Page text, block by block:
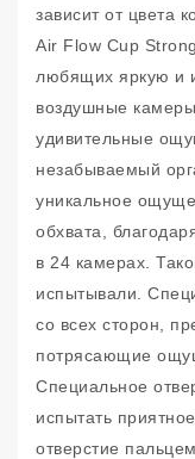
зависит от цвета
Air Flow Cup
любящих яркую и
воздушные
удивительные
незабываемый
уникальное
обхвата,
в 24 камерах.
испытывали.
со всех сторон,
потрясающие
Специальное
испытать
отверстие